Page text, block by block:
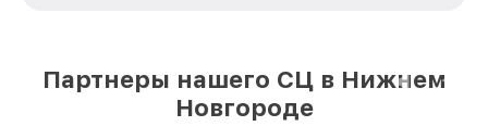
лучшим сервисным центром Philips в городе
Нижнем Новгороде, постоянно повышая
Партнеры нашего СЦ в Нижнем
Новгороде